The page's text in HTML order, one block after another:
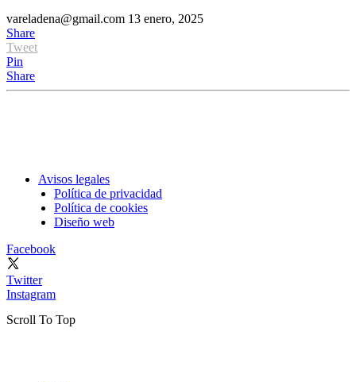
vareladena@gmail.com 13 enero, 2025
Share
Tweet
Pin
Share
Avisos legales
Política de privacidad
Política de cookies
Diseño web
Facebook
Twitter
Instagram
Scroll To Top